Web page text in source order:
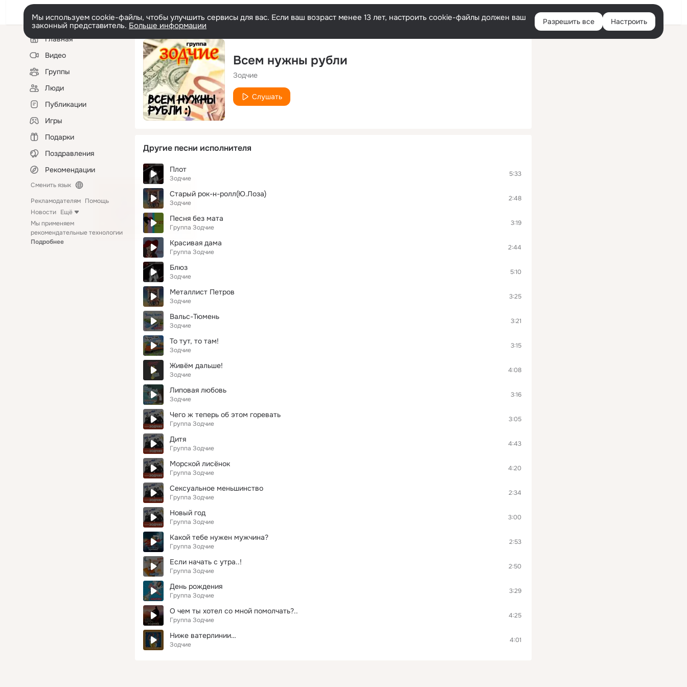
Войти
Мы используем cookie-файлы, чтобы улучшить сервисы для вас. Если ваш возраст менее 13 лет, настроить cookie-файлы должен ваш
законный представитель. Больше информации Разрешить все Настроить
Левая
колонкаГлавная
Видео
Группы
Люди
Публикации
Игры
Подарки
Поздравления
Рекомендации
Сменить язык
Рекламодателям Помощь
Новости Ещё
Мы применяем
рекомендательные технологии
Подробнее
Всем нужны рубли
Зодчие
Слушать
Другие песни исполнителя
Плот
Зодчие
5:33
Старый рок-н-ролл(Ю.Лоза)
Зодчие
2:48
Песня без мата
Группа Зодчие
3:19
Красивая дама
Группа Зодчие
2:44
Блюз
Зодчие
5:10
Металлист Петров
Зодчие
3:25
Вальс-Тюмень
Зодчие
3:21
То тут, то там!
Зодчие
3:15
Живём дальше!
Зодчие
4:08
Липовая любовь
Зодчие
3:16
Чего ж теперь об этом горевать
Группа Зодчие
3:05
Дитя
Группа Зодчие
4:43
Морской лисёнок
Группа Зодчие
4:20
Сексуальное меньшинство
Группа Зодчие
2:34
Новый год
Группа Зодчие
3:00
Какой тебе нужен мужчина?
Группа Зодчие
2:53
Если начать с утра..!
Группа Зодчие
2:50
День рождения
Группа Зодчие
3:29
О чем ты хотел со мной помолчать?..
Группа Зодчие
4:25
Ниже ватерлинии…
Зодчие
4:01